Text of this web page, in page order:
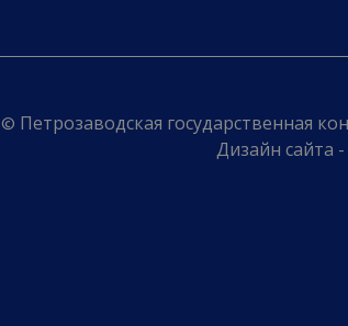
© Петрозаводская государственная
Дизайн сайта